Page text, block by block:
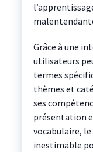
Grâce à une
utilisateurs
termes
thèmes et
ses
présentation
vocabulaire, le
inestimable